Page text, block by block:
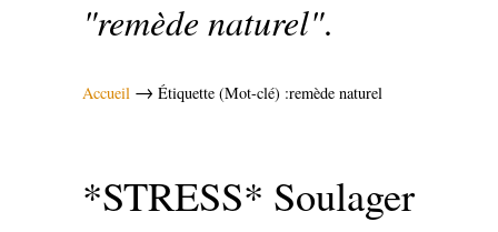
"remède naturel".
Accueil → Étiquette (Mot-clé) :remède naturel
*STRESS* Soulager